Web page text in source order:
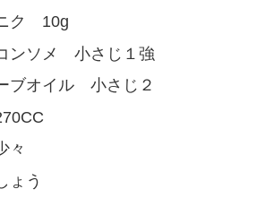
ク 10g
ンソメ 小さじ１強
ブオイル 小さじ２
々
ょう